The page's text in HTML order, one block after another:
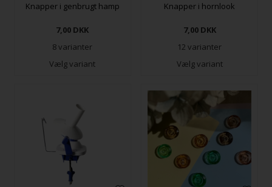
Knapper i genbrugt hamp
7,00 DKK
8 varianter
Vælg variant
Knapper i hornlook
7,00 DKK
12 varianter
Vælg variant